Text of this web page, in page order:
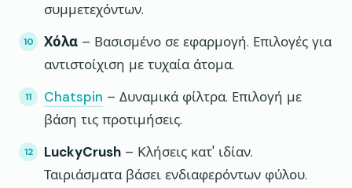
συμμετεχόντων.
Χόλα – Βασισμένο σε εφαρμογή. Επιλογές για
αντιστοίχιση με τυχαία άτομα.
Chatspin – Δυναμικά φίλτρα. Επιλογή με
βάση τις προτιμήσεις.
LuckyCrush – Κλήσεις κατ' ιδίαν.
Ταιριάσματα βάσει ενδιαφερόντων φύλου.